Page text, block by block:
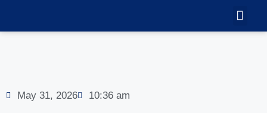
May 31, 2026 10:36 am